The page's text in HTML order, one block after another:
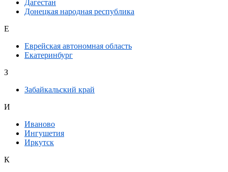
Дагестан
Донецкая народная республика
Е
Еврейская автономная область
Екатеринбург
З
Забайкальский край
И
Иваново
Ингушетия
Иркутск
К